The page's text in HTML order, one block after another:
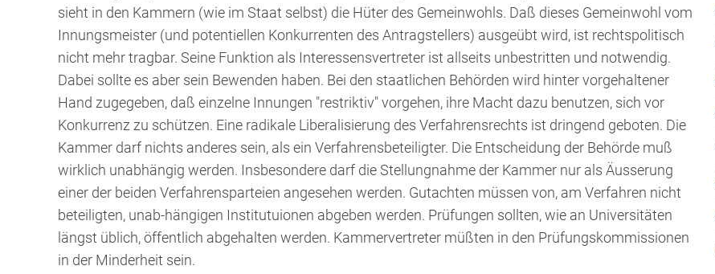
sieht in den Kammern (wie im Staat selbst) die Hüter des Gemeinwohls. Daß dieses Gemeinwohl vom
Innungsmeister (und potentiellen Konkurrenten des Antragstellers) ausgeübt wird, ist rechtspolitisch
nicht mehr tragbar. Seine Funktion als Interessensvertreter ist allseits unbestritten und notwendig.
Dabei sollte es aber sein Bewenden haben. Bei den staatlichen Behörden wird hinter vorgehaltener
Hand zugegeben, daß einzelne Innungen "restriktiv" vorgehen, ihre Macht dazu benutzen, sich vor
Konkurrenz zu schützen. Eine radikale Liberalisierung des Verfahrensrechts ist dringend geboten. Die
Kammer darf nichts anderes sein, als ein Verfahrensbeteiligter. Die Entscheidung der Behörde muß
wirklich unabhängig werden. Insbesondere darf die Stellungnahme der Kammer nur als Äusserung
einer der beiden Verfahrensparteien angesehen werden. Gutachten müssen von, am Verfahren nicht
beteiligten, unab-hängigen Institutuionen abgeben werden. Prüfungen sollten, wie an Universitäten
längst üblich, öffentlich abgehalten werden. Kammervertreter müßten in den Prüfungskommissionen
in der Minderheit sein.